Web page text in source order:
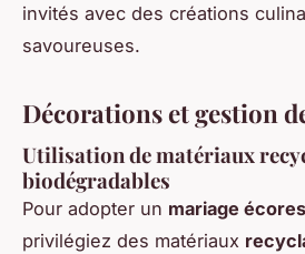
invités avec des créations
savoureuses.
Décorations et gestion
Utilisation de matériaux
biodégradables
Pour adopter un mariage
privilégiez des matériaux